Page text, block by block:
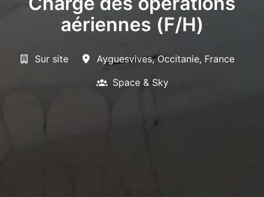
aériennes (F/H)
Sur site Ayguesvives, Occitanie, France
Space & Sky